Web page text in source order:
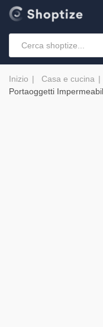
Inizio Casa e cucina
Portaoggetti